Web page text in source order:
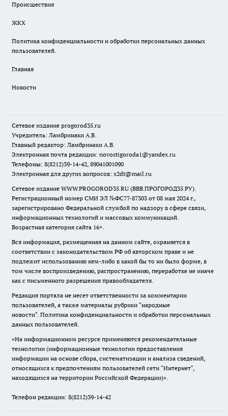
Происшествия
ЖКХ
Политика конфиденциальности и обработки персональных данных
пользователей.
Главная
Новости
Сетевое издание progorod35.ru
Учредитель: Ламбринаки А.В.
Главный редактор: Ламбринаки А.В.
Электронная почта редакции: novostigoroda1@yandex.ru
Телефоны: 8(8212)39-14-42, 89041001090
Электронная для других вопросов: x2dt@mail.ru
Сетевое издание WWW.PROGOROD35.RU (ВВВ.ПРОГОРОД35.РУ).
Регистрационный номер СМИ ЭЛ №ФС77-87303 от 08 мая 2024 г.,
зарегистрировано Федеральной службой по надзору в сфере связи,
информационных технологий и массовых коммуникаций.
Возрастная категория сайта 16+.
Вся информация, размещенная на данном сайте, охраняется в
соответствии с законодательством РФ об авторском праве и не
подлежит использованию кем-либо в какой бы то ни было форме, в
том числе воспроизведению, распространению, переработке не иначе
как с письменного разрешения правообладателя.
Редакция портала не несет ответственности за комментарии
пользователей, а также материалы рубрики "народные
новости". Политика конфиденциальности и обработки персональных
данных пользователей.
«На информационном ресурсе применяются рекомендательные
технологии (информационные технологии предоставления
информации на основе сбора, систематизации и анализа сведений,
относящихся к предпочтениям пользователей сети "Интернет",
находящихся на территории Российской Федерации)».
Телефон редакции: 8(8212)39-14-42